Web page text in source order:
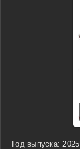
Год выпуска: 2025